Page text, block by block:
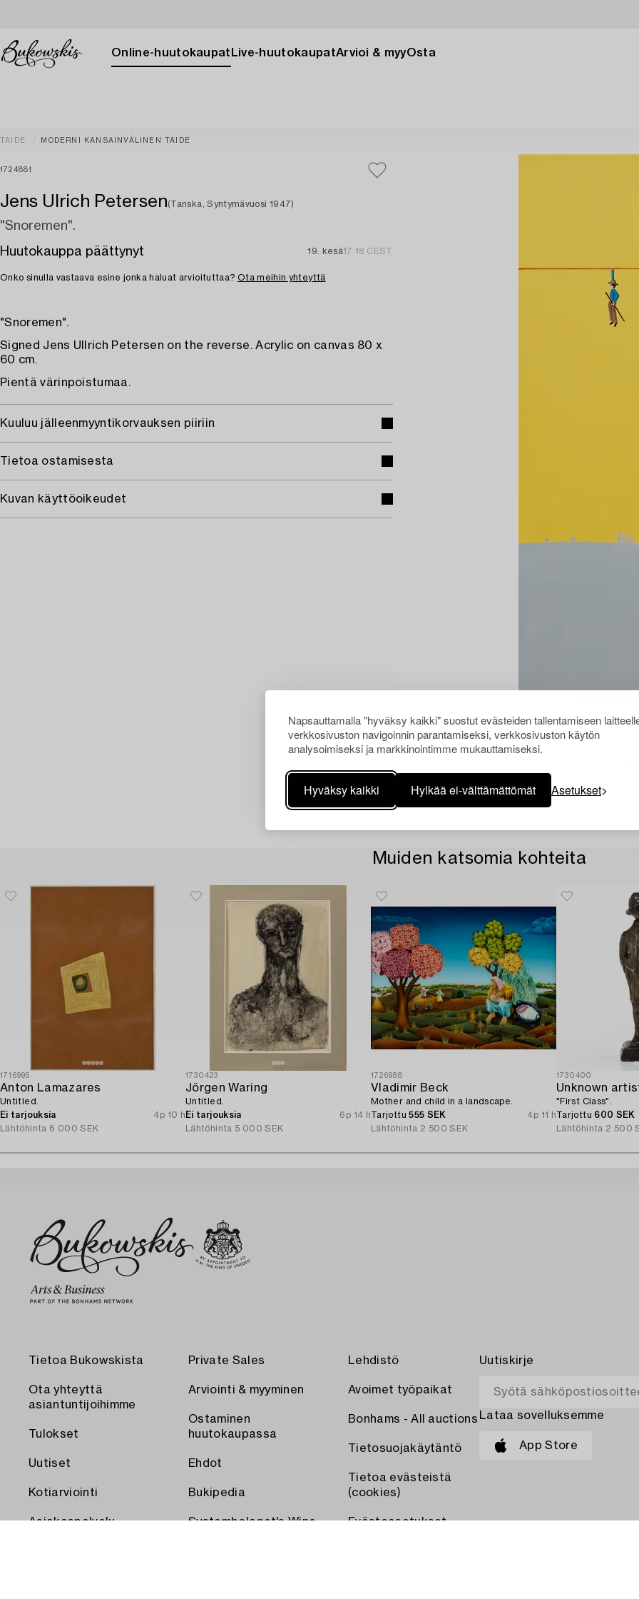
Napsauttamalla "hyväksy kaikki" suostut evästeiden tallentamiseen
verkkosivuston navigoinnin parantamiseksi, verkkosivuston käytön
analysoimiseksi ja markkinointimme mukauttamiseksi.
Hyväksy kaikki Hylkää ei-välttämättömät Asetukset
Online-huutokaupat Live-huutokaupatArvioi & myyOsta
TAIDE MODERNI KANSAINVÄLINEN TAIDE
1724881
Jens Ulrich Petersen(Tanska, Syntymävuosi 1947)
"Snoremen".
Huutokauppa päättynyt
19. kesä17:18 CEST
Onko sinulla vastaava esine jonka haluat arvioituttaa? Ota meihin yhteyttä
"Snoremen".
Signed Jens Ullrich Petersen on the reverse. Acrylic on canvas 80 x
60 cm.
Pientä värinpoistumaa.
Kuuluu jälleenmyyntikorvauksen piiriin
Tietoa ostamisesta
Kuvan käyttöoikeudet
Muiden katsomia kohteita
1716995
Anton Lamazares
Untitled.
Ei tarjouksia
4p 10 h
Lähtöhinta 6 000 SEK
1730423
Jörgen Waring
Untitled.
Ei tarjouksia
6p 14 h
Lähtöhinta 5 000 SEK
1726988
Vladimir Beck
Mother and child in a landscape.
Tarjottu555 SEK
4p 11 h
Lähtöhinta 2 500 SEK
1730400
Unknown
"First Class".
Tarjottu 600 SEK
Lähtöhinta 2 500
Tietoa Bukowskista
Ota yhteyttä
asiantuntijoihimme
Tulokset
Uutiset
Kotiarviointi
Asiakaspalvelu
Private Sales
Arviointi & myyminen
Ostaminen
huutokaupassa
Ehdot
Bukipedia
Systembolaget's Wine
Lehdistö
Avoimet työpaikat
Bonhams - All auctions
Tietosuojakäytäntö
Tietoa evästeistä
(cookies)
Evästeasetukset
Uutiskirje
Lataa sovelluksemme
App Store